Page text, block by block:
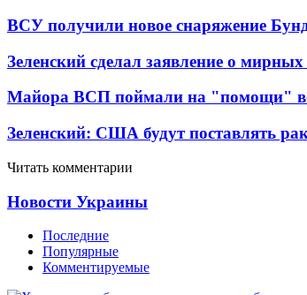
ВСУ получили новое снаряжение
Зеленский сделал заявление о мирных
Майора ВСП поймали на "помощи"
Зеленский: США будут поставлять
Читать комментарии
Новости Украины
Последние
Популярные
Комментируемые